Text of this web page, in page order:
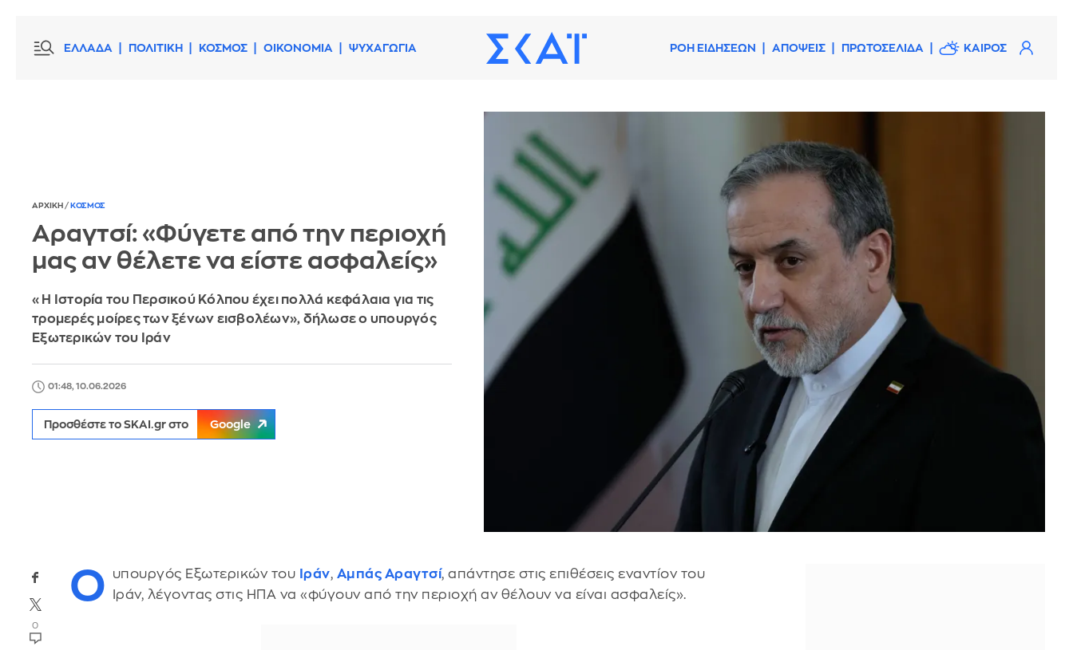
ΕΛΛΑΔΑ ΠΟΛΙΤΙΚΗ ΚΟΣΜΟΣ ΟΙΚΟΝΟΜΙΑ ΨΥΧΑΓΩΓΙΑ ΡΟΗ ΕΙΔΗΣΕΩΝ ΑΠΟΨΕΙΣ ΠΡΩΤΟΣΕΛΙΔΑ ΚΑΙΡΟΣ
ΑΡΧΙΚΗ / ΚΟΣΜΟΣ
Αραγτσί: «Φύγετε από την περιοχή
μας αν θέλετε να είστε ασφαλείς»
«Η Ιστορία του Περσικού Κόλπου έχει πολλά κεφάλαια για τις
τρομερές μοίρες των ξένων εισβολέων», δήλωσε ο υπουργός
Εξωτερικών του Ιράν
01:48, 10.06.2026
Προσθέστε το SKAI.gr στο Google
0
Ο υπουργός Εξωτερικών του Ιράν, Αμπάς Αραγτσί, απάντησε στις επιθέσεις εναντίον του
Ιράν, λέγοντας στις ΗΠΑ να «φύγουν από την περιοχή αν θέλουν να είναι ασφαλείς».